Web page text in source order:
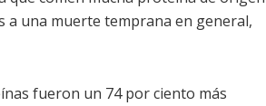
a una muerte temprana en general,
fueron un 74 por ciento más